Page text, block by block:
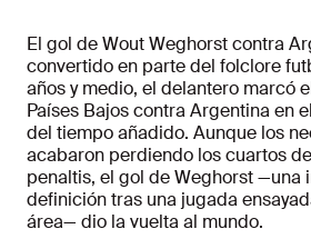
El gol de Wout Weghorst contra
convertido en parte del folclore
años y medio, el delantero marcó
Países Bajos contra Argentina en
del tiempo añadido. Aunque los
acabaron perdiendo los cuartos
penaltis, el gol de Weghorst —una
definición tras una jugada
área— dio la vuelta al mundo.